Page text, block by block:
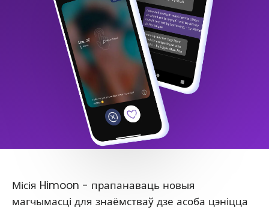
Місія Himoon - прапанаваць новыя
магчымасці для знаёмстваў дзе асоба цэніцца